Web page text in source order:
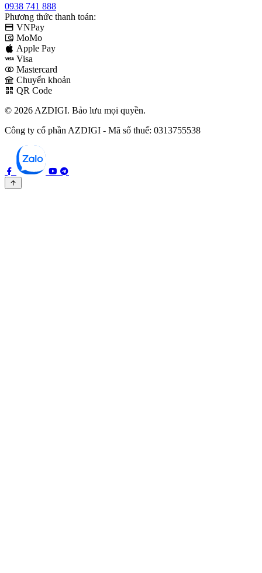
0938 741 888
Phương thức thanh toán:
VNPay
MoMo
Apple Pay
Visa
Mastercard
Chuyển khoản
QR Code
© 2026 AZDIGI. Bảo lưu mọi quyền.
Công ty cổ phần AZDIGI - Mã số thuế: 0313755538